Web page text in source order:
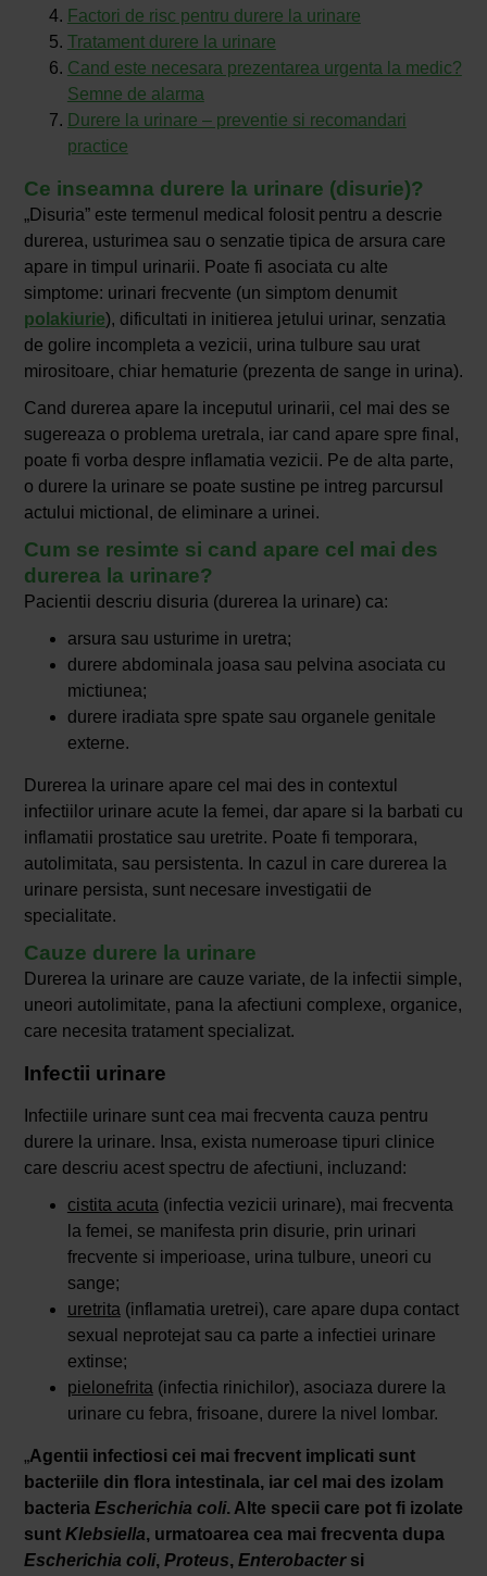
Factori de risc pentru durere la urinare
Tratament durere la urinare
Cand este necesara prezentarea urgenta la medic?
Semne de alarma
Durere la urinare – preventie si recomandari
practice
Ce inseamna durere la urinare (disurie)?
„Disuria” este termenul medical folosit pentru a descrie
durerea, usturimea sau o senzatie tipica de arsura care
apare in timpul urinarii. Poate fi asociata cu alte
simptome: urinari frecvente (un simptom denumit
polakiurie), dificultati in initierea jetului urinar, senzatia
de golire incompleta a vezicii, urina tulbure sau urat
mirositoare, chiar hematurie (prezenta de sange in urina).
Cand durerea apare la inceputul urinarii, cel mai des se
sugereaza o problema uretrala, iar cand apare spre final,
poate fi vorba despre inflamatia vezicii. Pe de alta parte,
o durere la urinare se poate sustine pe intreg parcursul
actului mictional, de eliminare a urinei.
Cum se resimte si cand apare cel mai des
durerea la urinare?
Pacientii descriu disuria (durerea la urinare) ca:
arsura sau usturime in uretra;
durere abdominala joasa sau pelvina asociata cu
mictiunea;
durere iradiata spre spate sau organele genitale
externe.
Durerea la urinare apare cel mai des in contextul
infectiilor urinare acute la femei, dar apare si la barbati cu
inflamatii prostatice sau uretrite. Poate fi temporara,
autolimitata, sau persistenta. In cazul in care durerea la
urinare persista, sunt necesare investigatii de
specialitate.
Cauze durere la urinare
Durerea la urinare are cauze variate, de la infectii simple,
uneori autolimitate, pana la afectiuni complexe, organice,
care necesita tratament specializat.
Infectii urinare
Infectiile urinare sunt cea mai frecventa cauza pentru
durere la urinare. Insa, exista numeroase tipuri clinice
care descriu acest spectru de afectiuni, incluzand:
cistita acuta (infectia vezicii urinare), mai frecventa
la femei, se manifesta prin disurie, prin urinari
frecvente si imperioase, urina tulbure, uneori cu
sange;
uretrita (inflamatia uretrei), care apare dupa contact
sexual neprotejat sau ca parte a infectiei urinare
extinse;
pielonefrita (infectia rinichilor), asociaza durere la
urinare cu febra, frisoane, durere la nivel lombar.
„Agentii infectiosi cei mai frecvent implicati sunt
bacteriile din flora intestinala, iar cel mai des izolam
bacteria Escherichia coli. Alte specii care pot fi izolate
sunt Klebsiella, urmatoarea cea mai frecventa dupa
Escherichia coli, Proteus, Enterobactersi